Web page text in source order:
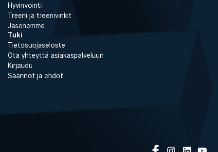
Hyvinvointi
Treeni ja treenivinkit
Jäsenemme
Tuki
Tietosuojaseloste
Ota yhteyttä asiakaspalveluun
Kirjaudu
Säännöt ja ehdot